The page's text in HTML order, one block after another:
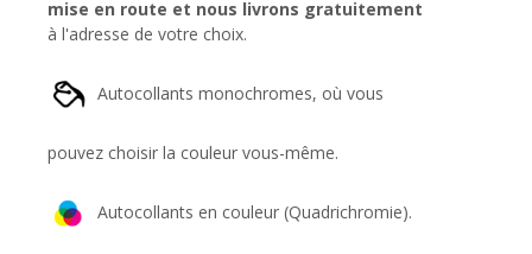
mise en route et nous livrons gratuitement
à l'adresse de votre choix.
Autocollants monochromes, où vous
pouvez choisir la couleur vous-même.
Autocollants en couleur (Quadrichromie).